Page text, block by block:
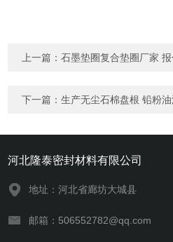
上一篇：石墨垫圈复合垫圈厂家
下一篇：生产无尘石棉盘根 铅粉
河北隆泰密封材料有限公司
地址：河北省廊坊大城县
邮箱：506552782@qq.com